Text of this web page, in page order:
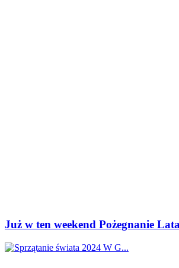
Już w ten weekend Pożegnanie